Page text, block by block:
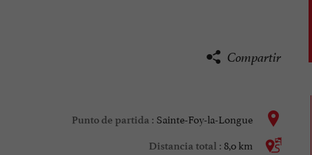
Compartir
Punto de partida : Sainte-Foy-la-Longue
Distancia total : 8,0 km